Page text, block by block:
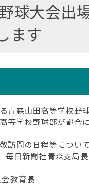
球大会出
ます
青森山田高等学校野
等学校野球部が都合
訪問の日程等につい
日新聞社青森支局
教育長